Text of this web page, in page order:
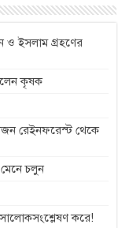
ও ইসলাম গ্রহণের
কৃষক
রেইনফরেস্ট থেকে
চলুন
করে!